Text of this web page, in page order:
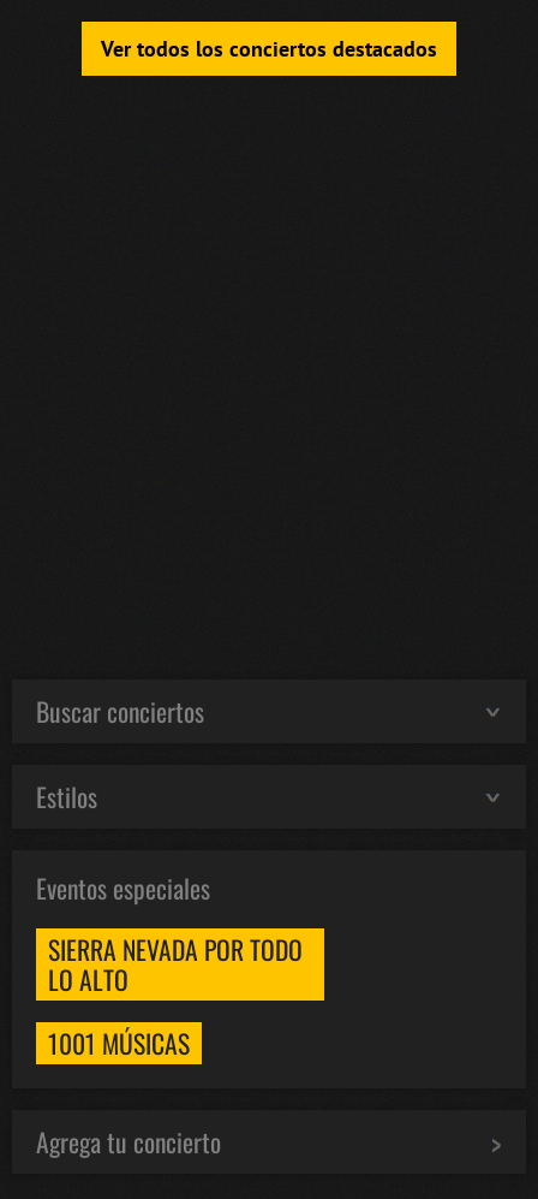
Ver todos los conciertos destacados
Buscar conciertos
Estilos
Eventos especiales
SIERRA NEVADA POR TODO
LO ALTO
1001 MÚSICAS
Agrega tu concierto